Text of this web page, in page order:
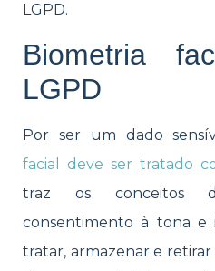
LGPD.
Biometria
LGPD
Por ser um dado
facial deve ser tratado
traz os conceitos
consentimento à tona e
tratar, armazenar e retirar